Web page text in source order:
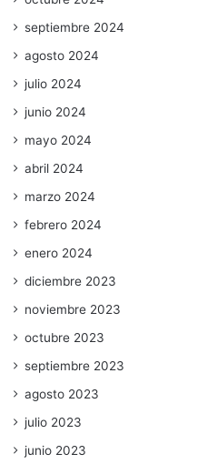
septiembre 2024
agosto 2024
julio 2024
junio 2024
mayo 2024
abril 2024
marzo 2024
febrero 2024
enero 2024
diciembre 2023
noviembre 2023
octubre 2023
septiembre 2023
agosto 2023
julio 2023
junio 2023